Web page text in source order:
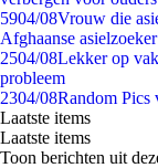
5904/08Vrouw die
Afghaanse asielzoeker
2504/08Lekker op
probleem
2304/08Random Pics
Laatste items
Laatste items
Toon berichten uit